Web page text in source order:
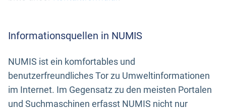
Informationsquellen in NUMIS
NUMIS ist ein komfortables und
benutzerfreundliches Tor zu Umweltinformationen
im Internet. Im Gegensatz zu den meisten Portalen
und Suchmaschinen erfasst NUMIS nicht nur